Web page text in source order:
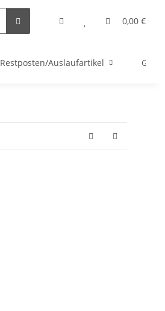
0,00 €
Restposten/Auslaufartikel